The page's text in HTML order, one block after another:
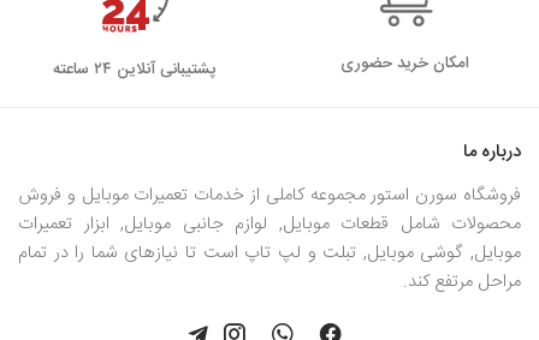
امکان خرید حضوری پشتیبانی آنلاین ۲۴ ساعته
درباره ما
فروشگاه سورن استور مجموعه کاملی از خدمات تعمیرات موبایل و فروش
محصولات شامل قطعات موبایل, لوازم جانبی موبایل, ابزار تعمیرات
موبایل, گوشی موبایل, تبلت و لپ تاپ است تا نیازهای شما را در تمام
مراحل مرتفع کند.